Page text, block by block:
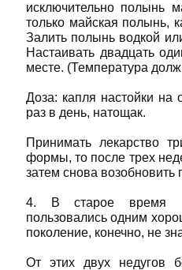
исключительно полынь
только майская полынь,
Залить полынь водкой
Настаивать двадцать
месте. (Температура
Доза: капля настойки на
раз в день, натощак.
Принимать лекарство
формы, то после трех
затем снова возобновить
4. В старое время
пользовались одним
поколение, конечно, не
От этих двух недугов